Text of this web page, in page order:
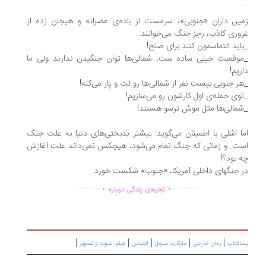
داران «جنوبی»، سرمست از باده‌ی عصرانه و هیجان زده از
کاذب، رجز جنگ می‌خوانند:
التماسمون کنند برای صلح!
خیلی ساده ست، شمالی‌ها توان جنگیدن ندارند ولی ما
جنوبی بیست نفر از شمالی‌ها رو لت و پار می‌کنه!
حمله‌ی اول کارشون رو می‌سازیم!
مثل موش ترسو هستند!
اشلی با اطمینان می‌گوید: بیشتر بدبختی‌های دنیا به علت جنگ
و زمانی که جنگ تمام می‌شود، هیچکس نمی‌داند علت آغازش
بود؟!
جنگهای داخلی آمریکا، «جنوب» شکست خورد.
...............
. تجربه‌ی زندگی دوباره.
..............
|رمان خارجی|مارگارت میچل|اقتباس |فیلم، صوت و تصویر|